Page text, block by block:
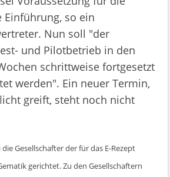
so ein
Nun soll "der
und Pilotbetrieb in den
schrittweise fortgesetzt
werden". Ein neuer Termin,
greift, steht noch nicht
Gesellschafter der für das E-Rezept
gerichtet. Zu den Gesellschaftern